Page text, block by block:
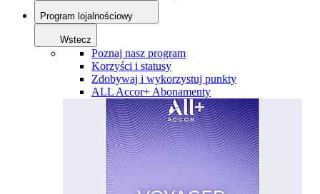
Program lojalnościowy
Wstecz
Poznaj nasz program
Korzyści i statusy
Zdobywaj i wykorzystuj punkty
ALL Accor+ Abonamenty